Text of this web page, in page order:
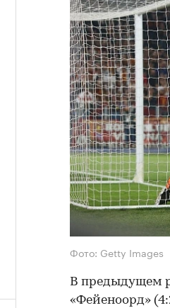
Фото: Getty Images
В предыдущем
«Фейеноорд»